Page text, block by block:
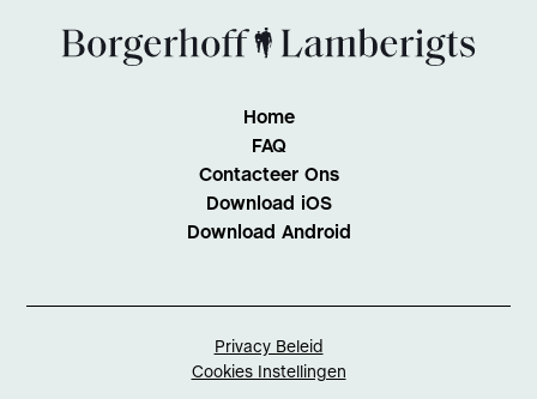
Home
FAQ
Contacteer Ons
Download iOS
Download Android
Privacy Beleid
Cookies Instellingen